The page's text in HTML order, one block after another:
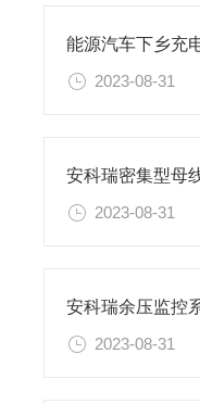
2023-08-31
2023-08-31
2023-08-31